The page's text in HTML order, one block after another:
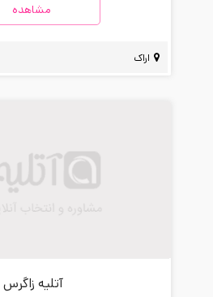
مشاهده
اراک
آتلیه زاگرس